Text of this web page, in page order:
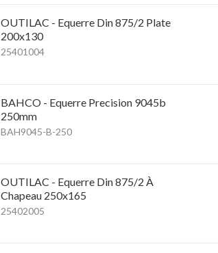
OUTILAC - Equerre Din 875/2 Plate
200x130
25401004
BAHCO - Equerre Precision 9045b
250mm
BAH9045-B-250
OUTILAC - Equerre Din 875/2 À
Chapeau 250x165
25402005